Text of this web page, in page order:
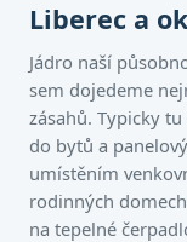
Liberec a
Jádro naší
sem dojedeme
zásahů. Typicky
do bytů a
umístěním
rodinných
na tepelné